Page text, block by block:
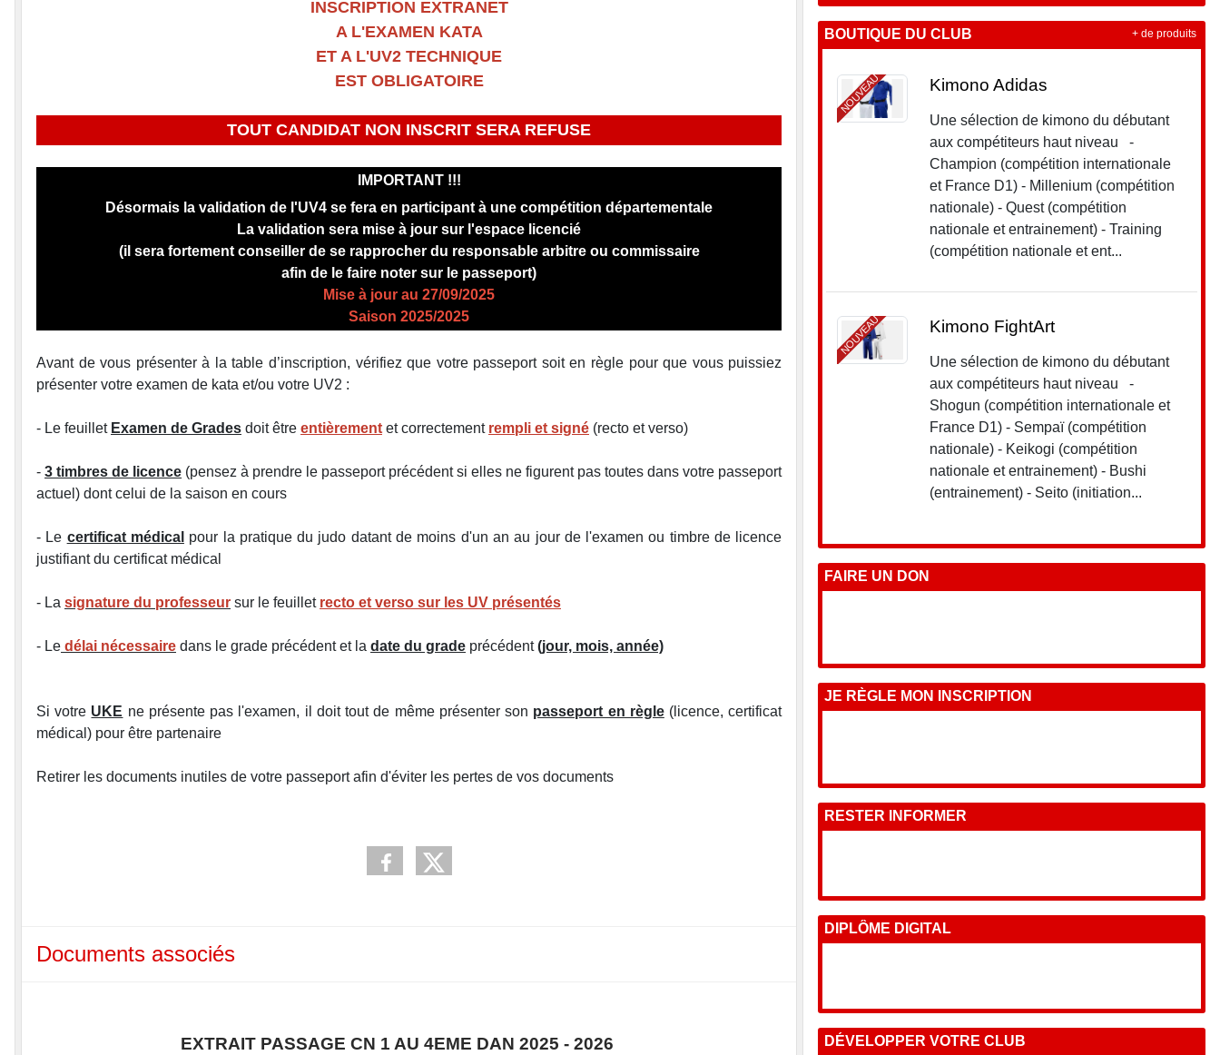
INSCRIPTION EXTRANET
A L'EXAMEN KATA
ET A L'UV2 TECHNIQUE
EST OBLIGATOIRE
TOUT CANDIDAT NON INSCRIT SERA REFUSE
IMPORTANT !!!
Désormais la validation de l'UV4 se fera en participant à une compétition départementale
La validation sera mise à jour sur l'espace licencié
(il sera fortement conseiller de se rapprocher du responsable arbitre ou commissaire
afin de le faire noter sur le passeport)
Mise à jour au 27/09/2025
Saison 2025/2025
Avant de vous présenter à la table d’inscription, vérifiez que votre passeport soit en règle pour que vous puissiez
présenter votre examen de kata et/ou votre UV2 :
- Le feuillet Examen de Grades doit être entièrement et correctement rempli et signé (recto et verso)
-3 timbres de licence (pensez à prendre le passeport précédent si elles ne figurent pas toutes dans votre passeport
actuel) dont celui de la saison en cours
- Le certificat médical pour la pratique du judo datant de moins d'un an au jour de l'examen ou timbre de licence
justifiant du certificat médical
- La signature du professeur sur le feuillet recto et verso sur les UV présentés
- Le délai nécessaire dans le grade précédent et la date du grade précédent(jour, mois, année)
Si votre UKE ne présente pas l'examen, il doit tout de même présenter son passeport en règle(licence, certificat
médical) pour être partenaire
Retirer les documents inutiles de votre passeport afin d'éviter les pertes de vos documents
Documents associés
EXTRAIT PASSAGE CN 1 AU 4EME DAN 2025 - 2026
BOUTIQUE DU CLUB
NOUVEAU Kimono Adidas
Une sélection de kimono du débutant
aux compétiteurs haut niveau -
Champion (compétition internationale
et France D1) - Millenium (compétition
nationale) - Quest (compétition
nationale et entrainement) - Training
(compétition nationale et ent...
NOUVEAU Kimono FightArt
Une sélection de kimono du débutant
aux compétiteurs haut niveau -
Shogun (compétition internationale et
France D1) - Sempaï (compétition
nationale) - Keikogi (compétition
nationale et entrainement) - Bushi
(entrainement) - Seito (initiation...
+ de produits
FAIRE UN DON
JE RÈGLE MON INSCRIPTION
RESTER INFORMER
DIPLÔME DIGITAL
DÉVELOPPER VOTRE CLUB